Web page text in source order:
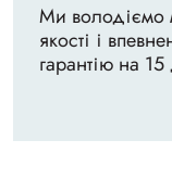
Ми володіємо
якості і
гарантію на